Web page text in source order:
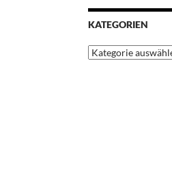
KATEGORIEN
Kategorien